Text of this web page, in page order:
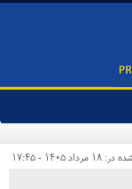
۱۴۰۵ - ۱۷:۴۵